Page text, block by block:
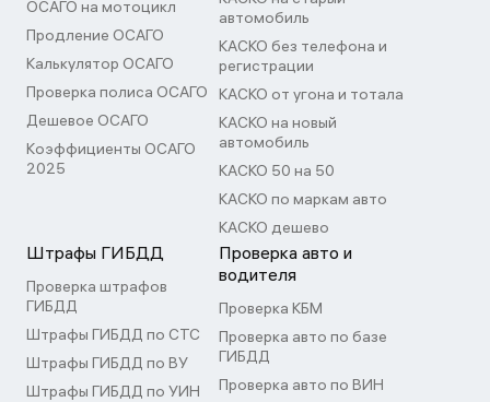
ОСАГО на мотоцикл
Продление ОСАГО
Калькулятор ОСАГО
Проверка полиса ОСАГО
Дешевое ОСАГО
Коэффициенты ОСАГО
2025
автомобиль
КАСКО без телефона и
регистрации
КАСКО от угона и тотала
КАСКО на новый
автомобиль
КАСКО 50 на 50
КАСКО по маркам авто
КАСКО дешево
Штрафы ГИБДД
Проверка штрафов
ГИБДД
Штрафы ГИБДД по СТС
Штрафы ГИБДД по ВУ
Штрафы ГИБДД по УИН
Проверка авто и
водителя
Проверка КБМ
Проверка авто по базе
ГИБДД
Проверка авто по ВИН